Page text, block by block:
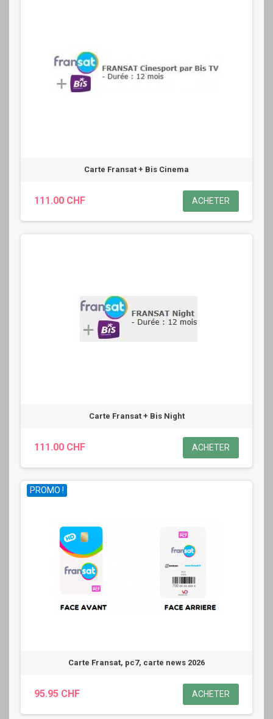
Carte Fransat + Bis Cinema
111.00 CHF ACHETER
Carte Fransat + Bis Night
111.00 CHF ACHETER
PROMO !
Carte Fransat, pc7, carte news 2026
95.95 CHF ACHETER